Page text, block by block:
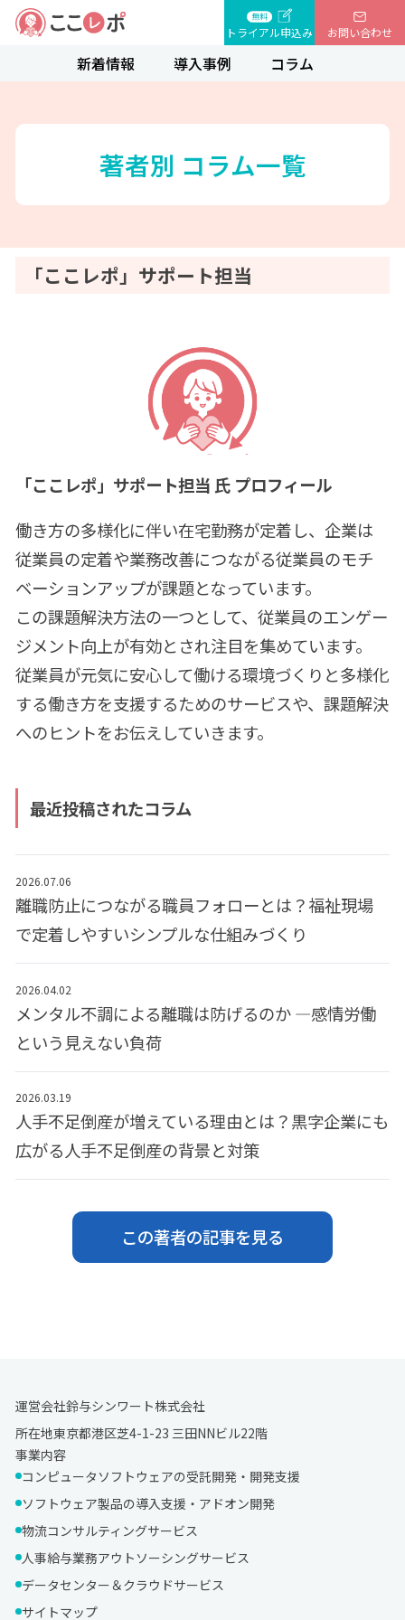
トライアル申込み お問い合わせ
新着情報 導入事例 コラム
著者別 コラム一覧
「ここレポ」サポート担当
「ここレポ」サポート担当 氏 プロフィール
働き方の多様化に伴い在宅勤務が定着し、企業は
従業員の定着や業務改善につながる従業員のモチ
ベーションアップが課題となっています。
この課題解決方法の一つとして、従業員のエンゲー
ジメント向上が有効とされ注目を集めています。
従業員が元気に安心して働ける環境づくりと多様化
する働き方を支援するためのサービスや、課題解決
へのヒントをお伝えしていきます。
最近投稿されたコラム
2026.07.06
離職防止につながる職員フォローとは？福祉現場
で定着しやすいシンプルな仕組みづくり
2026.04.02
メンタル不調による離職は防げるのか ―感情労働
という見えない負荷
2026.03.19
人手不足倒産が増えている理由とは？黒字企業にも
広がる人手不足倒産の背景と対策
この著者の記事を見る
運営会社鈴与シンワート株式会社
所在地東京都港区芝4-1-23 三田NNビル22階
事業内容
コンピュータソフトウェアの受託開発・開発支援
ソフトウェア製品の導入支援・アドオン開発
物流コンサルティングサービス
人事給与業務アウトソーシングサービス
データセンター＆クラウドサービス
サイトマップ
プライバシー情報
プライバシー情報
お客様が当サイトを訪れると、ブラウザに情報が保存される、またはブラウ
ザに保存された情報が取得されることがあります。情報の主な保存先は